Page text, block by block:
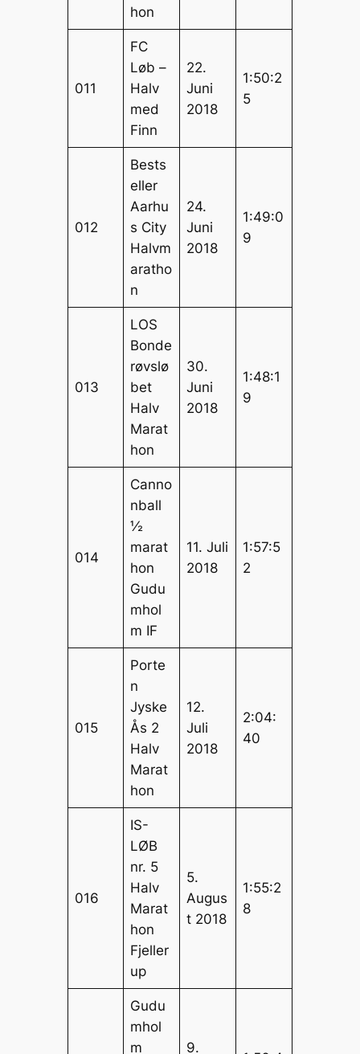
hon
011
FC
Løb –
Halv
med
Finn
22.
Juni
2018
1:50:2
5
012
Bests
eller
Aarhu
s City
Halvm
aratho
n
24.
Juni
2018
1:49:0
9
013
LOS
Bonde
røvslø
bet
Halv
Marat
hon
30.
Juni
2018
1:48:1
9
014
Canno
nball
½
marat
hon
Gudu
mhol
m IF
11. Juli
2018
1:57:5
2
015
Porte
n
Jyske
Ås 2
Halv
Marat
hon
12.
Juli
2018
2:04:
40
016
IS-
LØB
nr. 5
Halv
Marat
hon
Fjeller
up
5.
Augus
t 2018
1:55:2
8
Gudu
mhol
m
9.